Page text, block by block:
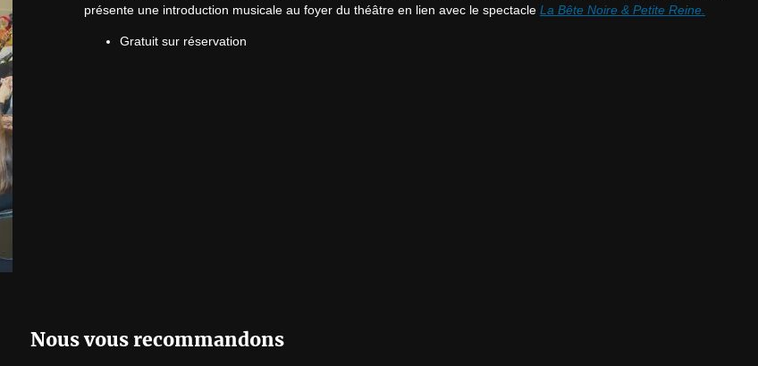
présente une introduction musicale au foyer du théâtre en lien avec le spectacle La Bête Noire & Petite Reine.
Gratuit sur réservation
Nous vous recommandons